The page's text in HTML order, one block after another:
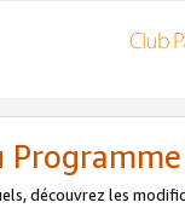
découvrez les